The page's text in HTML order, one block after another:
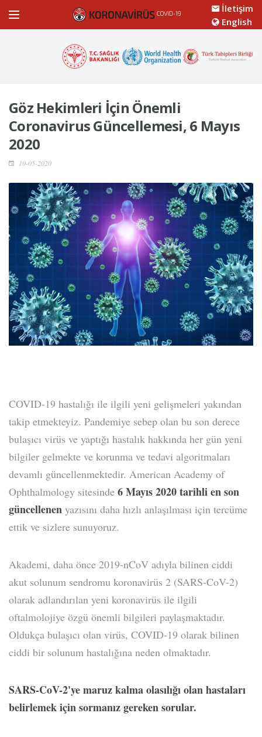
İletişim
English
Göz Hekimleri İçin Önemli
Coronavirus Güncellemesi, 6 Mayıs
2020
10-05-2020
COVID-19 hastalığı ile ilgili yeni gelişmeleri yakından
takip etmekteyiz. Pandemiye sebep olan bu son derece
bulaşıcı virüs ve yaptığı hastalık hakkında her gün yeni
bilgiler gelmekte ve korunma ve tedavi algoritmaları
devamlı güncellenmektedir. American Academy of
Ophthalmology sitesinde 6 Mayıs 2020 tarihli en son
güncellenen yazısını daha hızlı anlaşılması için tercüme
ettik ve sizlere sunuyoruz.
Akademi, daha önce 2019-nCoV adıyla bilinen ciddi
akut solunum sendromu koronavirüs 2 (SARS-CoV-2)
olarak adlandırılan yeni koronavirüs ile ilgili
oftalmolojiye özgü önemli bilgileri paylaşmaktadır.
Oldukça bulaşıcı olan virüs, COVID-19 olarak bilinen
ciddi bir solunum hastalığına neden olmaktadır.
SARS-CoV-2'ye maruz kalma olasılığı olan hastaları
belirlemek için sormanız gereken sorular.